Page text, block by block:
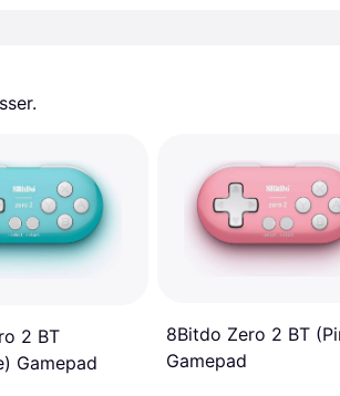
2 BT
Gamepad
8Bitdo Zero 2 BT
Gamepad